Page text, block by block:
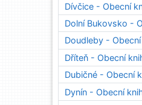
Dívčice - Obecní
Dolní Bukovsko -
Doudleby -
Dříteň - Obecní
Dubičné - Obecní
Dynín - Obecní